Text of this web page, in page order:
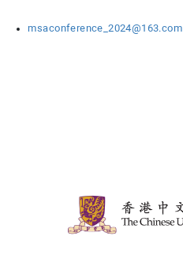
msaconference_2024@163.com